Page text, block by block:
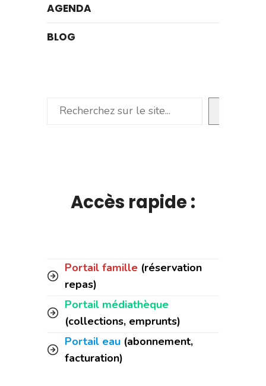
AGENDA
BLOG
Rechercher
Accès rapide :
Portail famille (réservation
repas)
Portail médiathèque
(collections, emprunts)
Portail eau (abonnement,
facturation)